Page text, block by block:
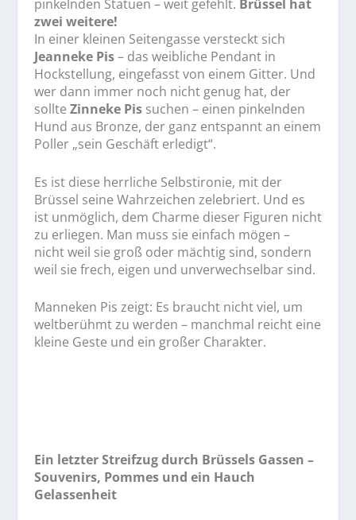
pinkelnden Statuen – weit gefehlt. Brüssel hat
zwei weitere!
In einer kleinen Seitengasse versteckt sich
Jeanneke Pis– das weibliche Pendant in
Hockstellung, eingefasst von einem Gitter. Und
wer dann immer noch nicht genug hat, der
sollte Zinneke Pissuchen – einen pinkelnden
Hund aus Bronze, der ganz entspannt an einem
Poller „sein Geschäft erledigt“.
Es ist diese herrliche Selbstironie, mit der
Brüssel seine Wahrzeichen zelebriert. Und es
ist unmöglich, dem Charme dieser Figuren nicht
zu erliegen. Man muss sie einfach mögen –
nicht weil sie groß oder mächtig sind, sondern
weil sie frech, eigen und unverwechselbar sind.
Manneken Pis zeigt: Es braucht nicht viel, um
weltberühmt zu werden – manchmal reicht eine
kleine Geste und ein großer Charakter.
Ein letzter Streifzug durch Brüssels Gassen –
Souvenirs, Pommes und ein Hauch
Gelassenheit